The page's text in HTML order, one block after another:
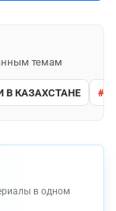
темам
КАЗАХСТАНЕ
в одном